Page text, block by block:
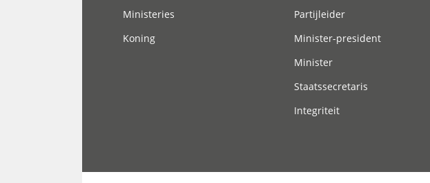
Ministeries
Koning
Partijleider
Minister-president
Minister
Staatssecretaris
Integriteit